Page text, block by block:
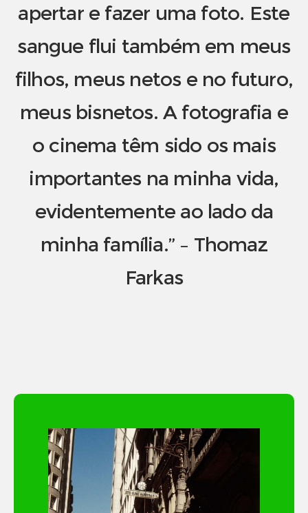
apertar e fazer uma foto. Este
sangue flui também em meus
filhos, meus netos e no futuro,
meus bisnetos. A fotografia e
o cinema têm sido os mais
importantes na minha vida,
evidentemente ao lado da
minha família.” – Thomaz
Farkas